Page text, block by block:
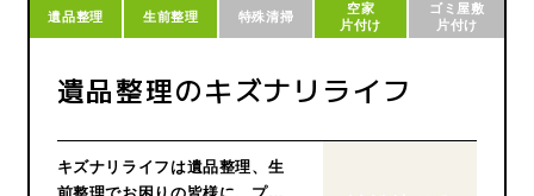
遺品整理 生前整理 特殊清掃
空家
片付け
ゴミ屋敷
片付け
遺品整理のキズナリライフ
キズナリライフは遺品整理、生